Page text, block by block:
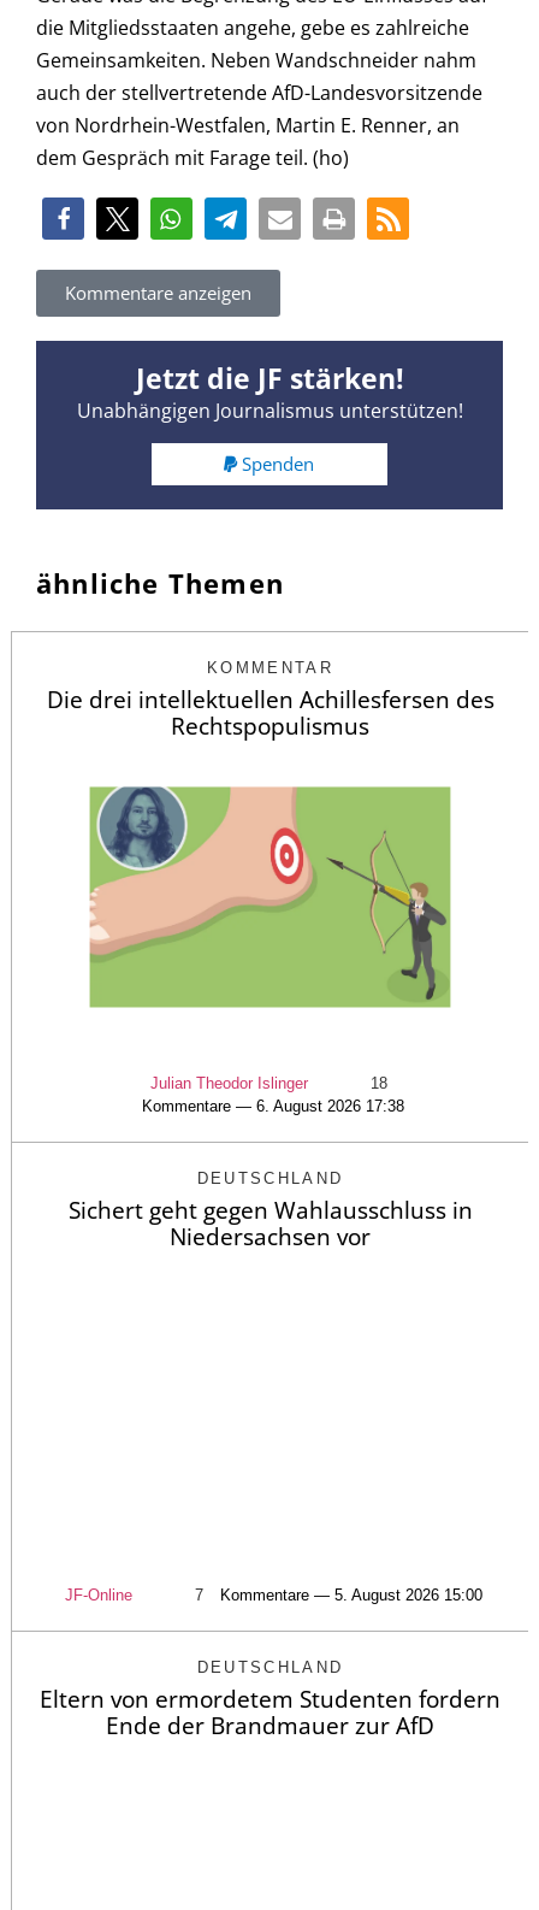
die Mitgliedsstaaten angehe, gebe es zahlreiche
Gemeinsamkeiten. Neben Wandschneider nahm
auch der stellvertretende AfD-Landesvorsitzende
von Nordrhein-Westfalen, Martin E. Renner, an
dem Gespräch mit Farage teil. (ho)
Kommentare anzeigen
Jetzt die JF stärken!
Unabhängigen Journalismus unterstützen!
Spenden
ähnliche Themen
KOMMENTAR
Die drei intellektuellen Achillesfersen des
Rechtspopulismus
Julian Theodor Islinger
18
Kommentare — 6. August 2026 17:38
DEUTSCHLAND
Sichert geht gegen Wahlausschluss in
Niedersachsen vor
JF-Online 7 Kommentare — 5. August 2026 15:00
DEUTSCHLAND
Eltern von ermordetem Studenten fordern
Ende der Brandmauer zur AfD